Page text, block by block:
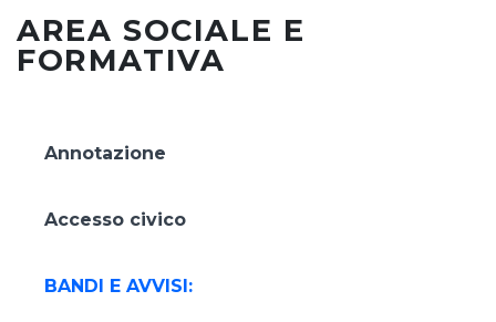
AREA SOCIALE E
FORMATIVA
Annotazione
Accesso civico
BANDI E AVVISI: